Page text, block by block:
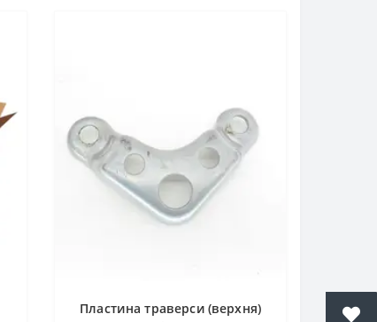
Пластина траверси (верхня)